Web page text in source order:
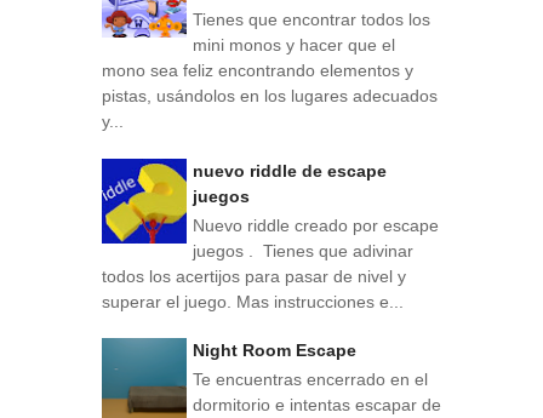
Tienes que encontrar todos los
mini monos y hacer que el
mono sea feliz encontrando elementos y
pistas, usándolos en los lugares adecuados
y...
nuevo riddle de escape
juegos
Nuevo riddle creado por escape
juegos . Tienes que adivinar
todos los acertijos para pasar de nivel y
superar el juego. Mas instrucciones e...
Night Room Escape
Te encuentras encerrado en el
dormitorio e intentas escapar de